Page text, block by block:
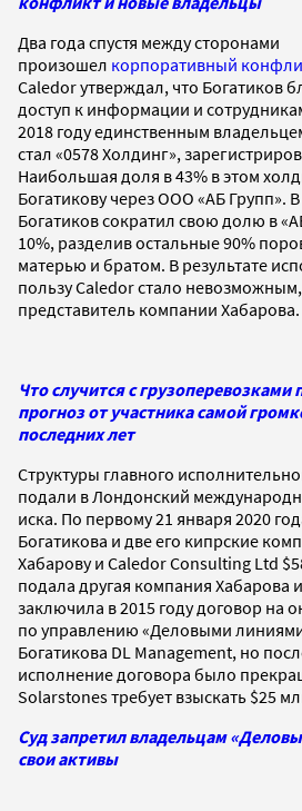
Два года спустя между сторонами
произошел корпоративный
Caledor утверждал, что Богатиков
доступ к информации и
2018 году единственным
стал «0578 Холдинг»,
Наибольшая доля в 43% в этом
Богатикову через ООО «АБ Групп».
Богатиков сократил свою долю в
10%, разделив остальные 90%
матерью и братом. В результате
пользу Caledor стало
представитель компании Хабарова.
Что случится с грузоперевозками
прогноз от участника самой
последних лет
Структуры главного
подали в Лондонский
иска. По первому 21 января 2020
Богатикова и две его кипрские
Хабарову и Caledor Consulting Ltd
подала другая компания Хабарова
заключила в 2015 году договор на
по управлению «Деловыми
Богатикова DL Management, но
исполнение договора было
Solarstones требует взыскать $25
Суд запретил владельцам
свои активы